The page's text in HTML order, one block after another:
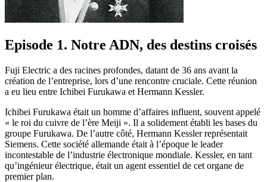
Episode 1. Notre ADN, des destins croisés
Fuji Electric a des racines profondes, datant de 36 ans avant la
création de l’entreprise, lors d’une rencontre cruciale. Cette réunion
a eu lieu entre Ichibei Furukawa et Hermann Kessler.
Ichibei Furukawa était un homme d’affaires influent, souvent appelé
« le roi du cuivre de l’ère Meiji ». Il a solidement établi les bases du
groupe Furukawa. De l’autre côté, Hermann Kessler représentait
Siemens. Cette société allemande était à l’époque le leader
incontestable de l’industrie électronique mondiale. Kessler, en tant
qu’ingénieur électrique, était un agent essentiel de cet organe de
premier plan.